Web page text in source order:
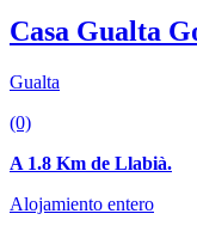
Casa Gualta
Gualta
(0)
A 1.8 Km de Llabià.
Alojamiento entero